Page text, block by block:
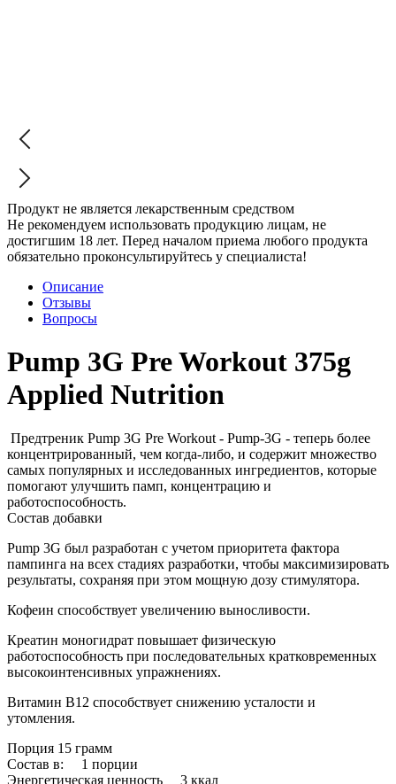
Продукт не является лекарственным средством
Не рекомендуем использовать продукцию лицам, не
достигшим 18 лет. Перед началом приема любого продукта
обязательно проконсультируйтесь у специалиста!
Описание
Отзывы
Вопросы
Pump 3G Pre Workout 375g
Applied Nutrition
Предтреник Pump 3G Pre Workout - Pump-3G - теперь более
концентрированный, чем когда-либо, и содержит множество
самых популярных и исследованных ингредиентов, которые
помогают улучшить памп, концентрацию и
работоспособность.
Состав добавки
Pump 3G был разработан с учетом приоритета фактора
пампинга на всех стадиях разработки, чтобы максимизировать
результаты, сохраняя при этом мощную дозу стимулятора.
Кофеин способствует увеличению выносливости.
Креатин моногидрат повышает физическую
работоспособность при последовательных кратковременных
высокоинтенсивных упражнениях.
Витамин B12 способствует снижению усталости и
утомления.
Порция 15 грамм
Состав в: 1 порции
Энергетическая ценность 3 ккал